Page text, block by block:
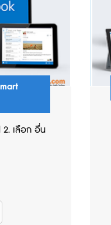
2. เลือก อื่น